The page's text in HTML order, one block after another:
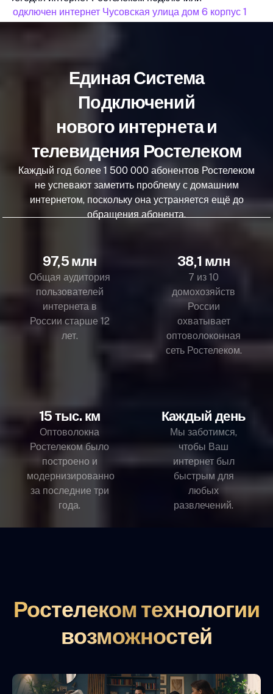
подключен интернет Чусовская улица дом 6 корпус 1
Единая Система
Подключений
нового интернета и
телевидения Ростелеком
Каждый год более 1 500 000 абонентов Ростелеком
не успевают заметить проблему с домашним
интернетом, поскольку она устраняется ещё до
обращения абонента.
97,5 млн
Общая аудитория
пользователей
интернета в
России старше 12
лет.
38,1 млн
7 из 10
домохозяйств
России
охватывает
оптоволоконная
сеть Ростелеком.
15 тыс. км
Оптоволокна
Ростелеком было
построено и
модернизированно
за последние три
года.
Каждый день
Мы заботимся,
чтобы Ваш
интернет был
быстрым для
любых
развлечений.
Ростелеком технологии
возможностей